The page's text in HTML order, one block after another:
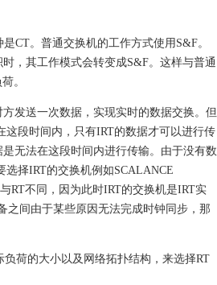
CT。普通交换机的工作方式使用S&F。
，其工作模式会转变成S&F。这样与普通
。
发送一次数据，实现实时的数据交换。但
段时间内，只有IRT的数据才可以进行传
无法在这段时间内进行传输。由于没有数
择IRT的交换机例如SCALANCE
RT不同，因为此时IRT的交换机是IRT实
之间由于某些原因无法完成时钟同步，那
荷的大小以及网络拓扑结构，来选择RT